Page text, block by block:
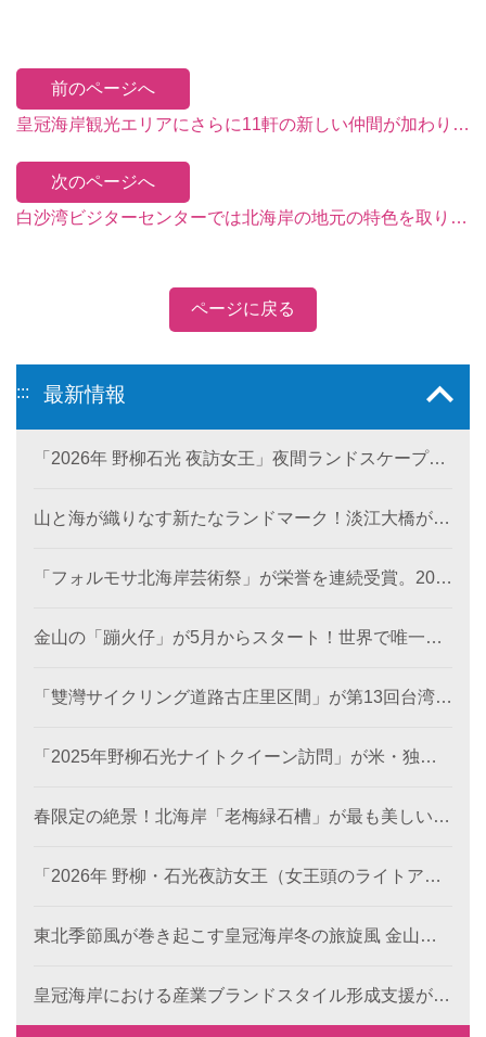
前のページへ
皇冠海岸観光エリアにさらに11軒の新しい仲間が加わり、台湾初の旅行目的となっています。
次のページへ
白沙湾ビジターセンターでは北海岸の地元の特色を取り入れた展示を行なっています。アメリカの「Muse Design Awards 」の室内デザイン部門で銀賞を受賞。
ページに戻る
::: 最新情報
「2026年 野柳石光 夜訪女王」夜間ランドスケープ美
山と海が織りなす新たなランドマーク！淡江大橋が観
「フォルモサ北海岸芸術祭」が栄誉を連続受賞。202
もに2026年アメリカ「MUSEデザインアワード（金
金山の「蹦火仔」が5月からスタート！世界で唯一の
「雙灣サイクリング道路古庄里区間」が第13回台湾景
「2025年野柳石光ナイトクイーン訪問」が米・独・
ワーを照らす
春限定の絶景！北海岸「老梅緑石槽」が最も美しい季
「2026年 野柳・石光夜訪女王（女王頭のライトアッ
デジタル作品の公募が本日より開始、世界中から代表
東北季節風が巻き起こす皇冠海岸冬の旅旋風 金山・
皇冠海岸における産業ブランドスタイル形成支援が成
果を発揮： 6つの特色ある目玉で、地域ブランドの国